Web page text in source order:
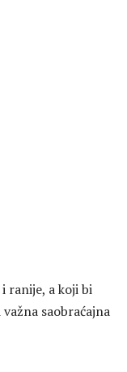
ranije, a koji bi
važna saobraćajna